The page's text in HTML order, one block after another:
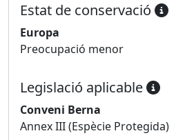
Estat de conservació
Europa
Preocupació menor
Legislació aplicable
Conveni Berna
Annex III (Espècie Protegida)